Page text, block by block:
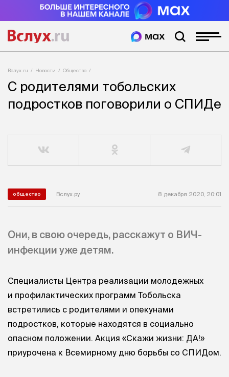
Вслух.ru Новости Общество
С родителями тобольских
подростков поговорили о СПИДе
общество Вслух.ру 8 декабря 2020, 20:01
Они, в свою очередь, расскажут о ВИЧ-
инфекции уже детям.
Специалисты Центра реализации молодежных
и профилактических программ Тобольска
встретились с родителями и опекунами
подростков, которые находятся в социально
опасном положении. Акция «Скажи жизни: ДА!»
приурочена к Всемирному дню борьбы со СПИДом.